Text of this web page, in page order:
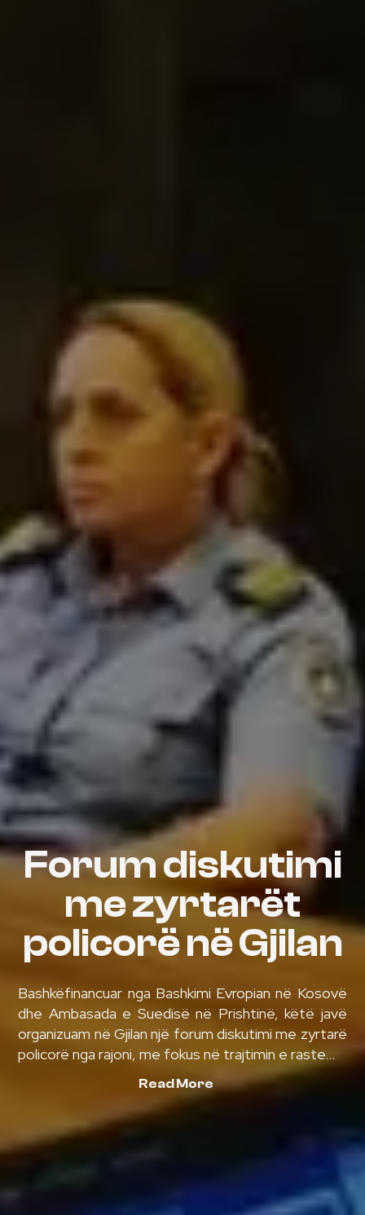
Forum diskutimi
me zyrtarët
policorë në Gjilan
Bashkëfinancuar nga Bashkimi Evropian në Kosovë
dhe Ambasada e Suedisë në Prishtinë, këtë javë
organizuam në Gjilan një forum diskutimi me zyrtarë
policorë nga rajoni, me fokus në trajtimin e raste...
Read More